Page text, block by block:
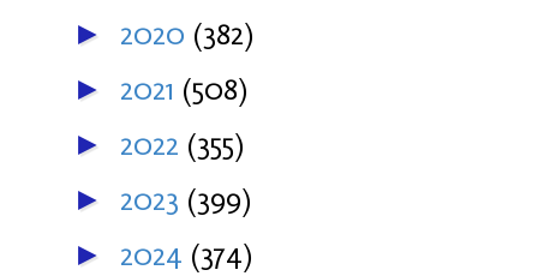
► 2020 (382)
► 2021 (508)
► 2022 (355)
► 2023 (399)
► 2024 (374)